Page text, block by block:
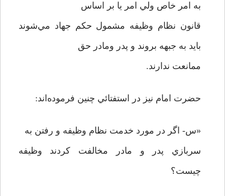
به امر خاص ولي امر يا بر اساس
قانون نظام وظيفه مشمول حکم جهاد مي‌شوند
بايد به جبهه بروند و پدر ومادر حق
ممانعت ندارند.
حضرت امام نيز در استفتائي چنين فرموده‌اند:
«س- اگر در مورد خدمت نظام وظيفه و رفتن به
سربازي پدر و مادر مخالفت کردند وظيفه
چيست؟